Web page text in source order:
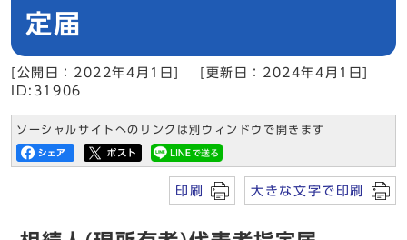
定届
[公開日：2022年4月1日]
[更新日：2024年4月1日]
ID:31906
ソーシャルサイトへのリンクは別ウィンドウで開きます
印刷 大きな文字で印刷